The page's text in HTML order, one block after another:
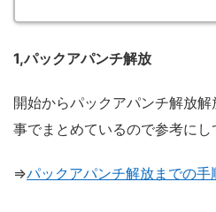
1,パックアパンチ解放
開始からパックアパンチ解放
事でまとめているので参考にし
⇒パックアパンチ解放までの手